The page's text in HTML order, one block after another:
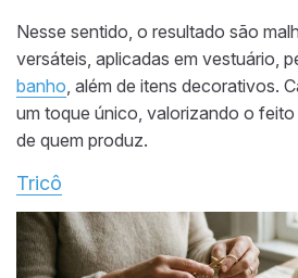
Nesse sentido, o resultado são
versáteis, aplicadas em vestuário,
banho, além de itens decorativos.
um toque único, valorizando o feito
de quem produz.
Tricô